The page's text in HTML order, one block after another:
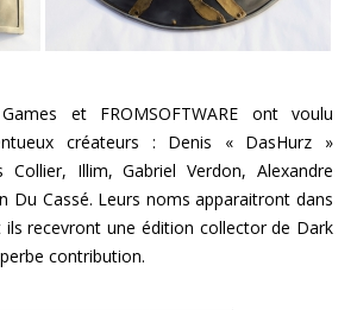
et FROMSOFTWARE ont voulu
créateurs : Denis « DasHurz »
Collier, Illim, Gabriel Verdon, Alexandre
Du Cassé. Leurs noms apparaitront dans
recevront une édition collector de Dark
contribution.